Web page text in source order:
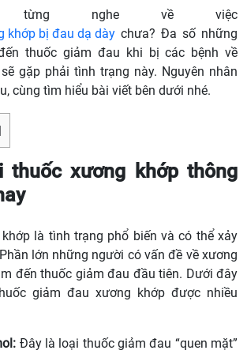
từng nghe về việc
khớp bị đau dạ dày chưa? Đa số những
thuốc giảm đau khi bị các bệnh về
gặp phải tình trạng này. Nguyên nhân
cùng tìm hiểu bài viết bên dưới nhé.
thuốc xương khớp thông
là tình trạng phổ biến và có thể xảy
lớn những người có vấn đề về xương
đến thuốc giảm đau đầu tiên. Dưới đây
giảm đau xương khớp được nhiều
Đây là loại thuốc giảm đau “quen mặt”